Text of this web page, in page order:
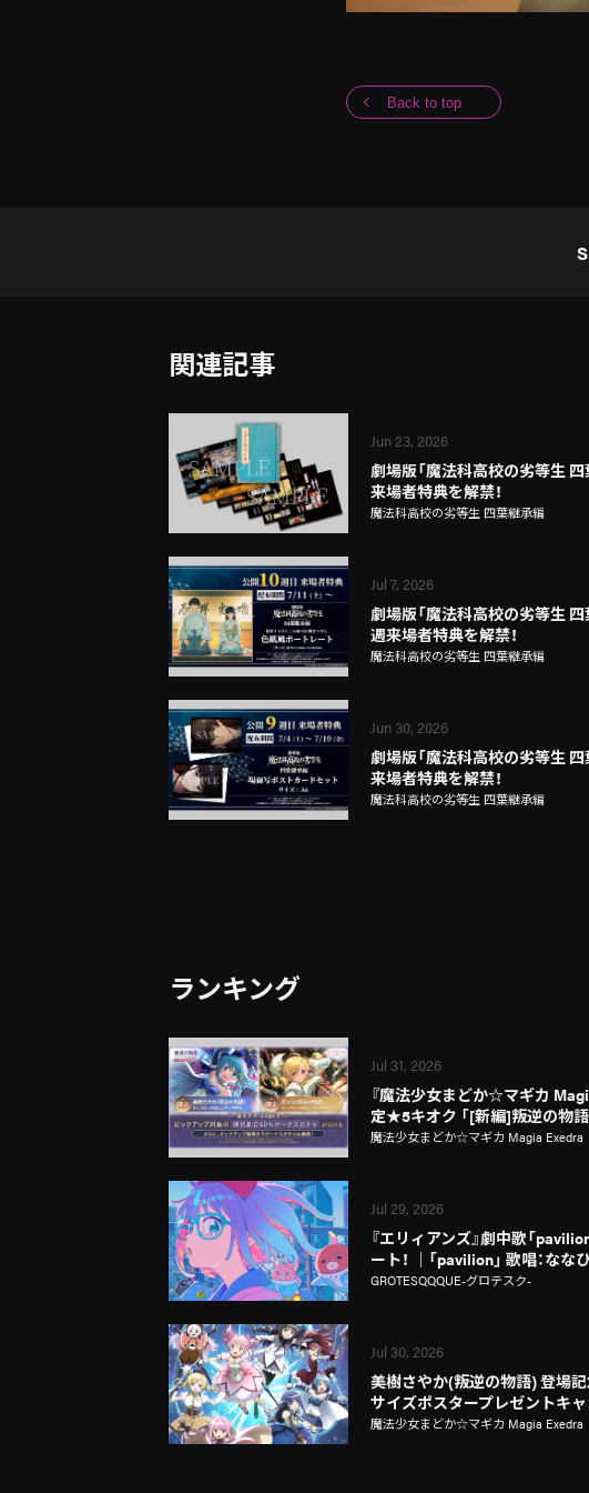
Back to top
関連記事
Jun 23, 2026
劇場版「魔法科高校の劣等生
来場者特典を解禁！
魔法科高校の劣等生 四葉継承編
Jul 7, 2026
劇場版「魔法科高校の劣等生 四
週来場者特典を解禁！
魔法科高校の劣等生 四葉継承編
Jun 30, 2026
劇場版「魔法科高校の劣等生
来場者特典を解禁！
魔法科高校の劣等生 四葉継承編
ランキング
Jul 31, 2026
『魔法少女まどか☆マギカ
定★5キオク 「[新編]叛逆の物
魔法少女まどか☆マギカ Magia Exedra
Jul 29, 2026
『エリィアンズ』劇中歌「
ート！ │「pavilion」 歌唱：なな
GROTESQQQUE-グロテスク-
Jul 30, 2026
美樹さやか(叛逆の物語) 登場
サイズポスタープレゼントキ
魔法少女まどか☆マギカ Magia Exedra